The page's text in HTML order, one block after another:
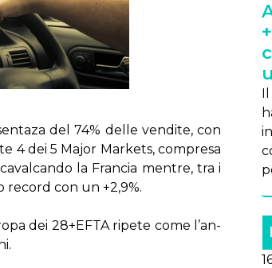
del 74% del­le ven­di­te, con
4 dei 5 Ma­jor Mar­ke­ts, com­pre­sa
la Fran­cia men­tre, tra i
re­cord con un +2,9%.
dei 28+EF­TA ri­pe­te co­me l’an­